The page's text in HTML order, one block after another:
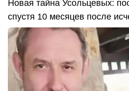
Новая тайна Усольцевых:
спустя 10 месяцев после